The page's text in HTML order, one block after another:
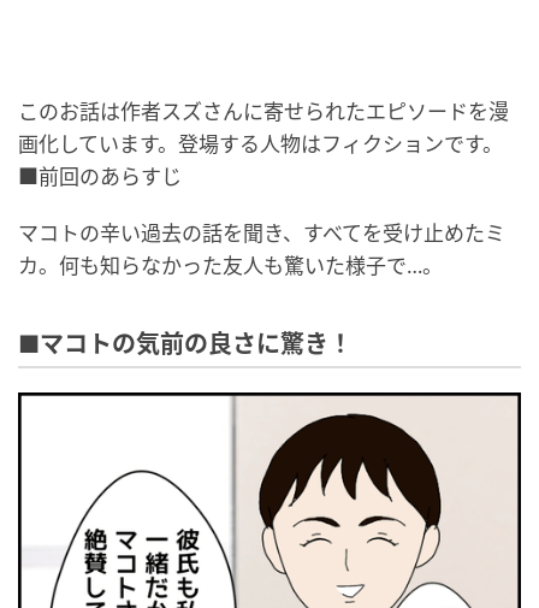
このお話は作者スズさんに寄せられたエピソードを漫
画化しています。登場する人物はフィクションです。
■前回のあらすじ
マコトの辛い過去の話を聞き、すべてを受け止めたミ
カ。何も知らなかった友人も驚いた様子で…。
■マコトの気前の良さに驚き！